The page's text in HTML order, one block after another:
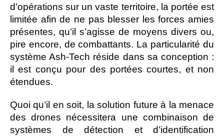
d’opérations sur un vaste territoire, la portée est
limitée afin de ne pas blesser les forces amies
présentes, qu’il s’agisse de moyens divers ou,
pire encore, de combattants. La particularité du
système Ash-Tech réside dans sa conception :
il est conçu pour des portées courtes, et non
étendues.
Quoi qu’il en soit, la solution future à la menace
des drones nécessitera une combinaison de
systèmes de détection et d’identification